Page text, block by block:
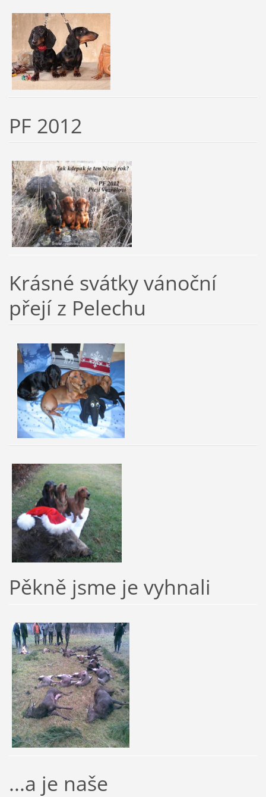
PF 2012
Krásné svátky vánoční
přejí z Pelechu
Pěkně jsme je vyhnali
...a je naše